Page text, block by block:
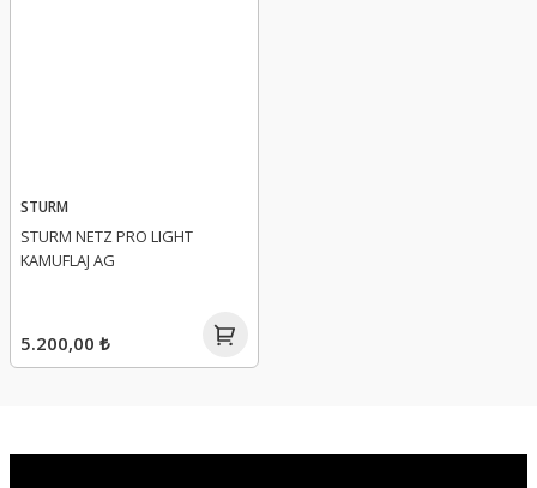
STURM
STURM NETZ PRO LIGHT
KAMUFLAJ AG
5.200,00 ₺